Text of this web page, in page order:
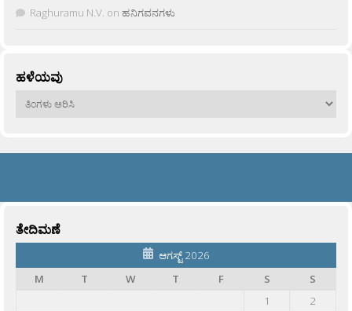
Raghuramu N.V. on ಹನಿಗವನಗಳು
ಹಳೆಯವು
ಹಳೆಯವು
ತೇದಿಮಣೆ
ಆಗಸ್ಟ್ 2026
M
T W T F S
S
1
2